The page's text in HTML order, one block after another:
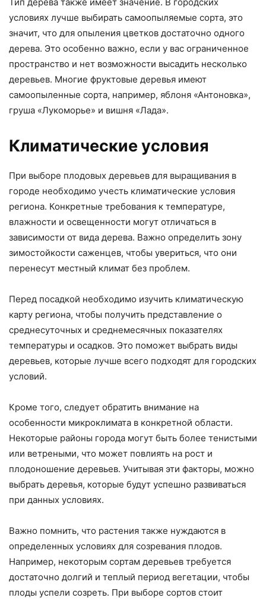
условиях лучше выбирать самоопыляемые сорта, это
значит, что для опыления цветков достаточно одного
дерева. Это особенно важно, если у вас ограниченное
пространство и нет возможности высадить несколько
деревьев. Многие фруктовые деревья имеют
самоопыленные сорта, например, яблоня «Антоновка»,
груша «Лукоморье» и вишня «Лада».
Климатические условия
При выборе плодовых деревьев для выращивания в
городе необходимо учесть климатические условия
региона. Конкретные требования к температуре,
влажности и освещенности могут отличаться в
зависимости от вида дерева. Важно определить зону
зимостойкости саженцев, чтобы увериться, что они
перенесут местный климат без проблем.
Перед посадкой необходимо изучить климатическую
карту региона, чтобы получить представление о
среднесуточных и среднемесячных показателях
температуры и осадков. Это поможет выбрать виды
деревьев, которые лучше всего подходят для городских
условий.
Кроме того, следует обратить внимание на
особенности микроклимата в конкретной области.
Некоторые районы города могут быть более тенистыми
или ветреными, что может повлиять на рост и
плодоношение деревьев. Учитывая эти факторы, можно
выбрать деревья, которые будут успешно развиваться
при данных условиях.
Важно помнить, что растения также нуждаются в
определенных условиях для созревания плодов.
Например, некоторым сортам деревьев требуется
достаточно долгий и теплый период вегетации, чтобы
плоды успели созреть. При выборе сортов стоит